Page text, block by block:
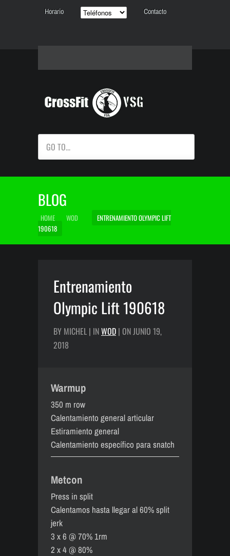
Horario Contacto
GO TO...
BLOG
HOME WOD
ENTRENAMIENTO OLYMPIC LIFT
190618
Entrenamiento
Olympic Lift 190618
BY MICHEL | INWOD | ON JUNIO 19,
2018
Warmup
350 m row
Calentamiento general articular
Estiramiento general
Calentamiento específico para snatch
Metcon
Press in split
Calentamos hasta llegar al 60% split
jerk
3 x 6 @ 70% 1rm
2 x 4 @ 80%